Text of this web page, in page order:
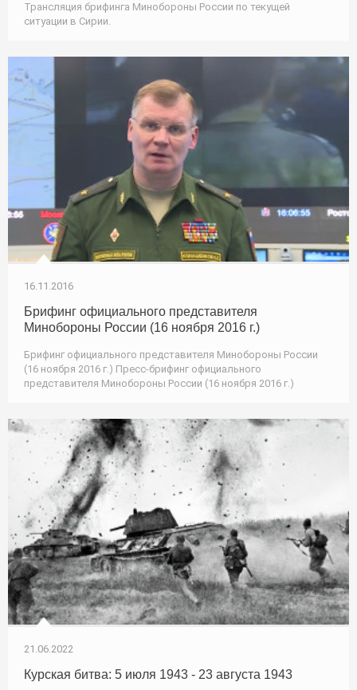
Трансляция брифинга Минобороны России по текущей
ситуации в Сирии.
16.11.2016
Брифинг официального представителя
Минобороны России (16 ноября 2016 г.)
Брифинг официального представителя Минобороны России
(16 ноября 2016 г.) Пресс-брифинг официального
представителя Минобороны России (16 ноября 2016 г.)
21.06.2022
Курская битва: 5 июля 1943 - 23 августа 1943